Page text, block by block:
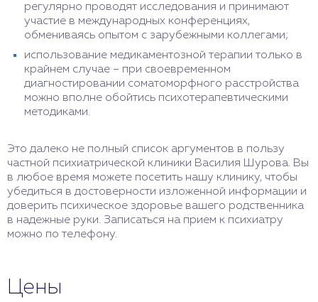
регулярно проводят исследования и принимают
участие в международных конференциях,
обмениваясь опытом с зарубежными коллегами;
использование медикаментозной терапии только в
крайнем случае – при своевременном
диагностировании соматоморфного расстройства
можно вполне обойтись психотерапевтическими
методиками.
Это далеко не полный список аргументов в пользу
частной психиатрической клиники Василия Шурова. Вы
в любое время можете посетить нашу клинику, чтобы
убедиться в достоверности изложенной информации и
доверить психическое здоровье вашего родственника
в надежные руки. Записаться на прием к психиатру
можно по телефону.
Цены